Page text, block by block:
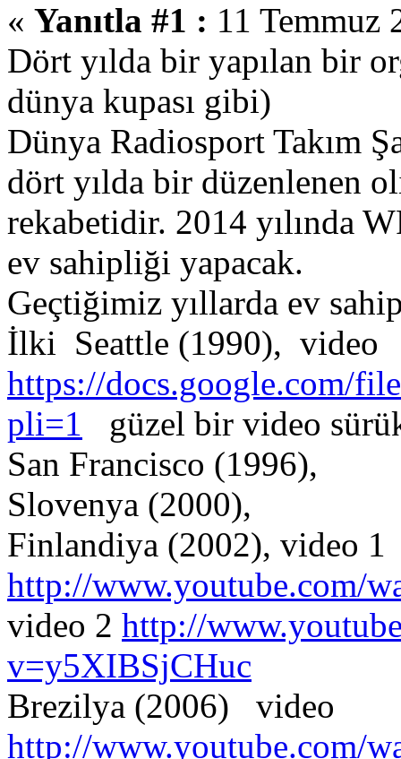
« Yanıtla #1 : 11 Temmuz
Dört yılda bir yapılan bir
dünya kupası gibi)
Dünya Radiosport Takım
dört yılda bir düzenlenen
rekabetidir. 2014 yılında
ev sahipliği yapacak.
Geçtiğimiz yıllarda ev
İlki Seattle (1990), video
https://docs.google.com/
pli=1 güzel bir video
San Francisco (1996),
Slovenya (2000),
Finlandiya (2002), video 1
http://www.youtube.com/
video 2 http://
v=y5XIBSjCHuc
Brezilya (2006) video
http://www.youtube.com/